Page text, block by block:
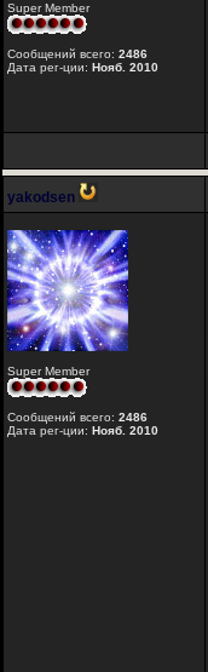
Super Member
Сообщений всего: 2486
Дата рег-ции: Нояб. 2010
yakodsen
Super Member
Сообщений всего: 2486
Дата рег-ции: Нояб. 2010